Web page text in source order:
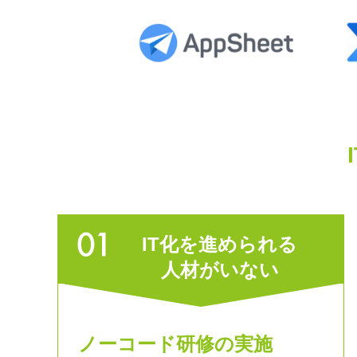
IT化を進められる
人材がいない
ノーコード研修の実施